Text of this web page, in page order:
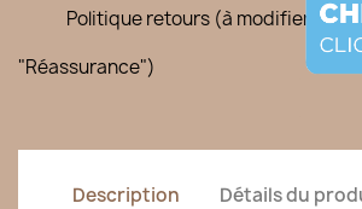
Politique retours (à modifier dans
"Réassurance")
Description Détails du